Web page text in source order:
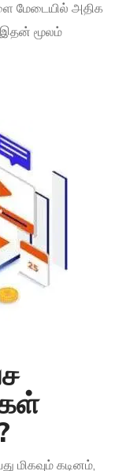
மேடையில் அதிக
இதன் மூலம்
மிகவும் கடினம்,